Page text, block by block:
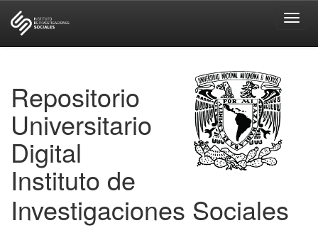
Repositorio
Universitario
Digital
Instituto de
Investigaciones Sociales